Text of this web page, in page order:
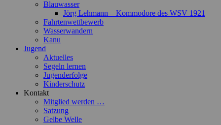
Blauwasser
Jörg Lehmann – Kommodore des WSV 1921
Fahrtenwettbewerb
Wasserwandern
Kanu
Jugend
Aktuelles
Segeln lernen
Jugenderfolge
Kinderschutz
Kontakt
Mitglied werden …
Satzung
Gelbe Welle